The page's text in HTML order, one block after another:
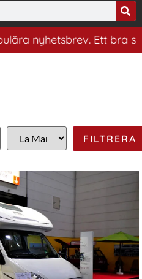
nyhetsbrev. Ett bra sätt